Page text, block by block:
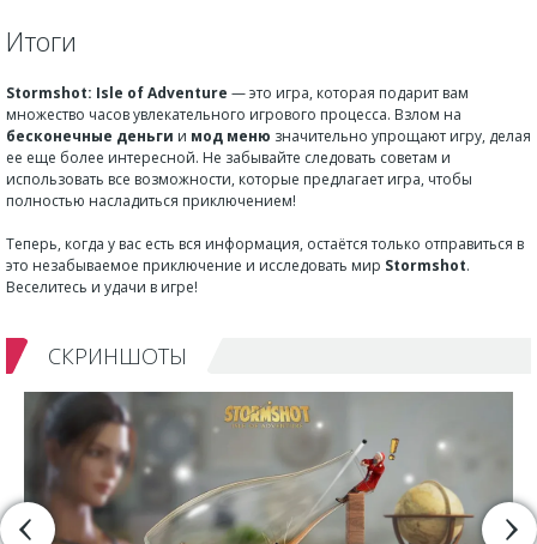
Итоги
Stormshot: Isle of Adventure — это игра, которая подарит вам
множество часов увлекательного игрового процесса. Взлом на
бесконечные деньги и мод меню значительно упрощают игру, делая
ее еще более интересной. Не забывайте следовать советам и
использовать все возможности, которые предлагает игра, чтобы
полностью насладиться приключением!
Теперь, когда у вас есть вся информация, остаётся только отправиться в
это незабываемое приключение и исследовать мир Stormshot.
Веселитесь и удачи в игре!
СКРИНШОТЫ